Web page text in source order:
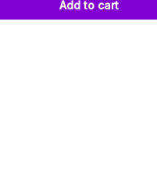
Add to cart